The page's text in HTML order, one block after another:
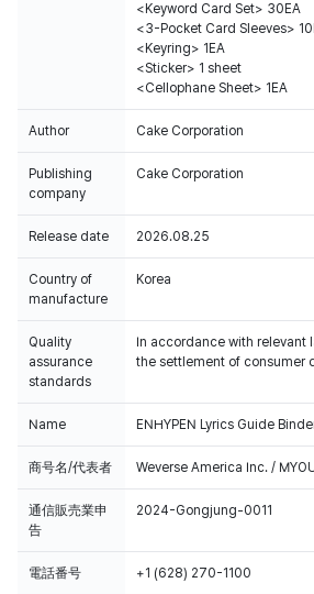
<Keyword Card Set> 30EA
<3-Pocket Card Sleeves>
<Keyring> 1EA
<Sticker> 1 sheet
<Cellophane Sheet> 1EA
Author Cake Corporation
Publishing
company
Cake Corporation
Release date 2026.08.25
Country of
manufacture
Korea
Quality
assurance
standards
In accordance with relevant
the settlement of consumer
Name ENHYPEN Lyrics Guide
商号名/代表者 Weverse America Inc. /
通信販売業申
告
2024-Gongjung-0011
電話番号 +1 (628) 270-1100